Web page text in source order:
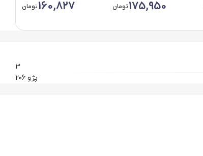
175,950تومان 160,827تومان
3
پژو 206